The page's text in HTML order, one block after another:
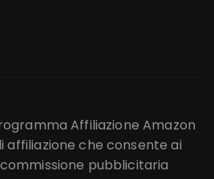
Affiliazione Amazon
affiliazione che consente ai
pubblicitaria